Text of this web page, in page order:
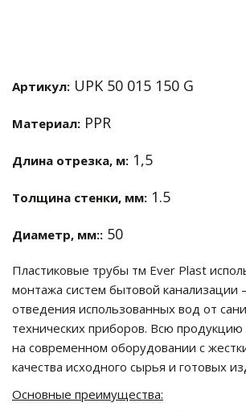
Артикул: UPK 50 015 150 G
Материал: PPR
Длина отрезка, м: 1,5
Толщина стенки, мм: 1.5
Диаметр, мм:: 50
Пластиковые трубы тм Ever Plast
монтажа систем бытовой канализации
отведения использованных вод от
технических приборов. Всю
на современном оборудовании с
качества исходного сырья и готовых
Основные преимущества: